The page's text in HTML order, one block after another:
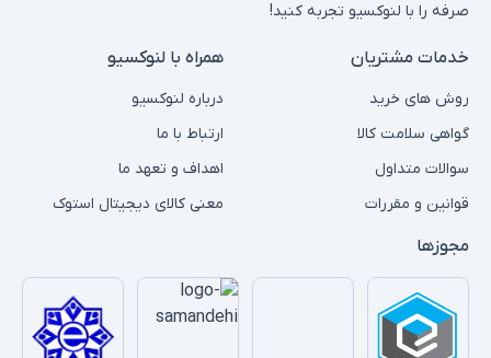
صرفه را با لنوکسیو تجربه کنید!
خدمات مشتریان
روش های خرید
گواهی سلامت کالا
سوالات متداول
قوانین و مقررات
همراه با لنوکسیو
درباره لنوکسیو
ارتباط با ما
اهداف و تعهد ما
معنی کالای دیجیتال استوک
مجوزها